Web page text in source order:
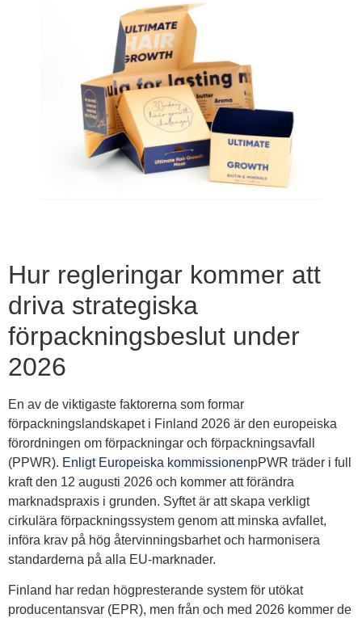
Hur regleringar kommer att
driva strategiska
förpackningsbeslut under
2026
En av de viktigaste faktorerna som formar
förpackningslandskapet i Finland 2026 är den europeiska
förordningen om förpackningar och förpackningsavfall
(PPWR). Enligt Europeiska kommissionenpPWR träder i full
kraft den 12 augusti 2026 och kommer att förändra
marknadspraxis i grunden. Syftet är att skapa verkligt
cirkulära förpackningssystem genom att minska avfallet,
införa krav på hög återvinningsbarhet och harmonisera
standarderna på alla EU-marknader.
Finland har redan högpresterande system för utökat
producentansvar (EPR), men från och med 2026 kommer de